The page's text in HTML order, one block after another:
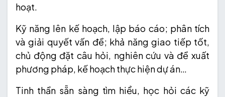
hoạt.
Kỹ năng lên kế hoạch, lập báo cáo; phân tích
và giải quyết vấn đề; khả năng giao tiếp tốt,
chủ động đặt câu hỏi, nghiên cứu và đề xuất
phương pháp, kế hoạch thực hiện dự án…
Tinh thần sẵn sàng tìm hiểu, học hỏi các kỹ